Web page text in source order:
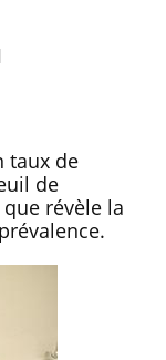
taux de
de
révèle la